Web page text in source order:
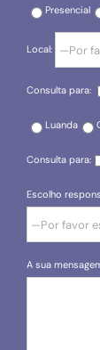
Presencial
Local:
Consulta para:
Luanda
Consulta para:
Escolho
A sua